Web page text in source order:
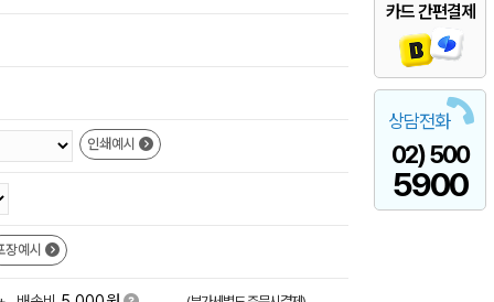
카드 간편결제
상담전화
02) 500
5900
인쇄예시
장예시